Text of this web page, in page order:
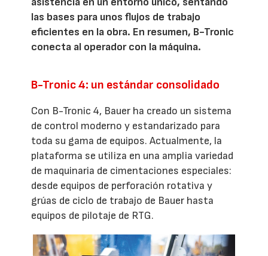
las bases para unos flujos de trabajo
eficientes en la obra. En resumen, B-Tronic
conecta al operador con la máquina.
B-Tronic 4: un estándar consolidado
Con B-Tronic 4, Bauer ha creado un sistema
de control moderno y estandarizado para
toda su gama de equipos. Actualmente, la
plataforma se utiliza en una amplia variedad
de maquinaria de cimentaciones especiales:
desde equipos de perforación rotativa y
grúas de ciclo de trabajo de Bauer hasta
equipos de pilotaje de RTG.